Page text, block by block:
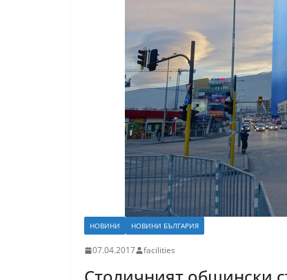
НОВИНИ НОВИНИ БЪЛГАРИЯ
07.04.2017 facilities